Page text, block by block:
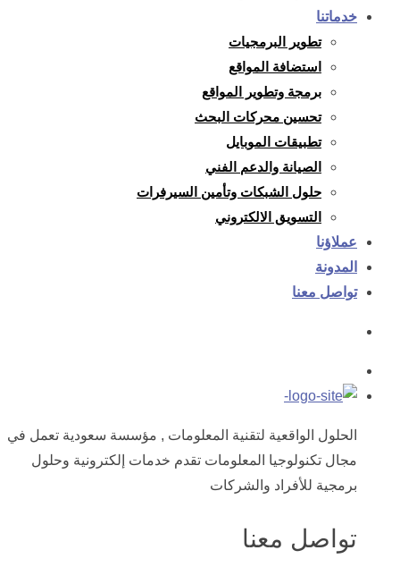
خدماتنا
تطوير البرمجيات
استضافة المواقع
برمجة وتطوير المواقع
تحسين محركات البحث
تطبيقات الموبايل
الصيانة والدعم الفني
حلول الشبكات وتأمين السيرفرات
التسويق الالكتروني
عملاؤنا
المدونة
تواصل معنا
الحلول الواقعية لتقنية المعلومات , مؤسسة سعودية تعمل في
مجال تكنولوجيا المعلومات تقدم خدمات إلكترونية وحلول
برمجية للأفراد والشركات
تواصل معنا